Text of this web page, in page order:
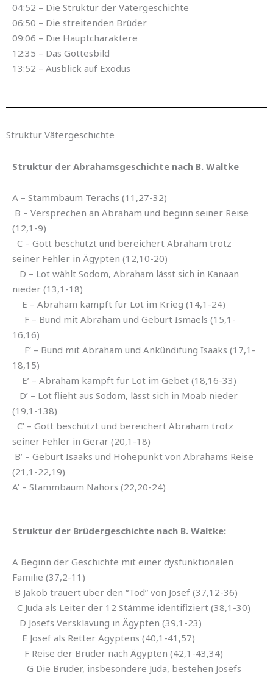
04:52 – Die Struktur der Vätergeschichte
06:50 – Die streitenden Brüder
09:06 – Die Hauptcharaktere
12:35 – Das Gottesbild
13:52 – Ausblick auf Exodus
Struktur Vätergeschichte
Struktur der Abrahamsgeschichte nach B. Waltke
A – Stammbaum Terachs (11,27-32)
B – Versprechen an Abraham und beginn seiner Reise
(12,1-9)
C – Gott beschützt und bereichert Abraham trotz
seiner Fehler in Ägypten (12,10-20)
D – Lot wählt Sodom, Abraham lässt sich in Kanaan
nieder (13,1-18)
E – Abraham kämpft für Lot im Krieg (14,1-24)
F – Bund mit Abraham und Geburt Ismaels (15,1-
16,16)
F’ – Bund mit Abraham und Ankündifung Isaaks (17,1-
18,15)
E’ – Abraham kämpft für Lot im Gebet (18,16-33)
D’ – Lot flieht aus Sodom, lässt sich in Moab nieder
(19,1-138)
C’ – Gott beschützt und bereichert Abraham trotz
seiner Fehler in Gerar (20,1-18)
B’ – Geburt Isaaks und Höhepunkt von Abrahams Reise
(21,1-22,19)
A’ – Stammbaum Nahors (22,20-24)
Struktur der Brüdergeschichte nach B. Waltke:
A Beginn der Geschichte mit einer dysfunktionalen
Familie (37,2-11)
B Jakob trauert über den “Tod” von Josef (37,12-36)
C Juda als Leiter der 12 Stämme identifiziert (38,1-30)
D Josefs Versklavung in Ägypten (39,1-23)
E Josef als Retter Ägyptens (40,1-41,57)
F Reise der Brüder nach Ägypten (42,1-43,34)
G Die Brüder, insbesondere Juda, bestehen Josefs